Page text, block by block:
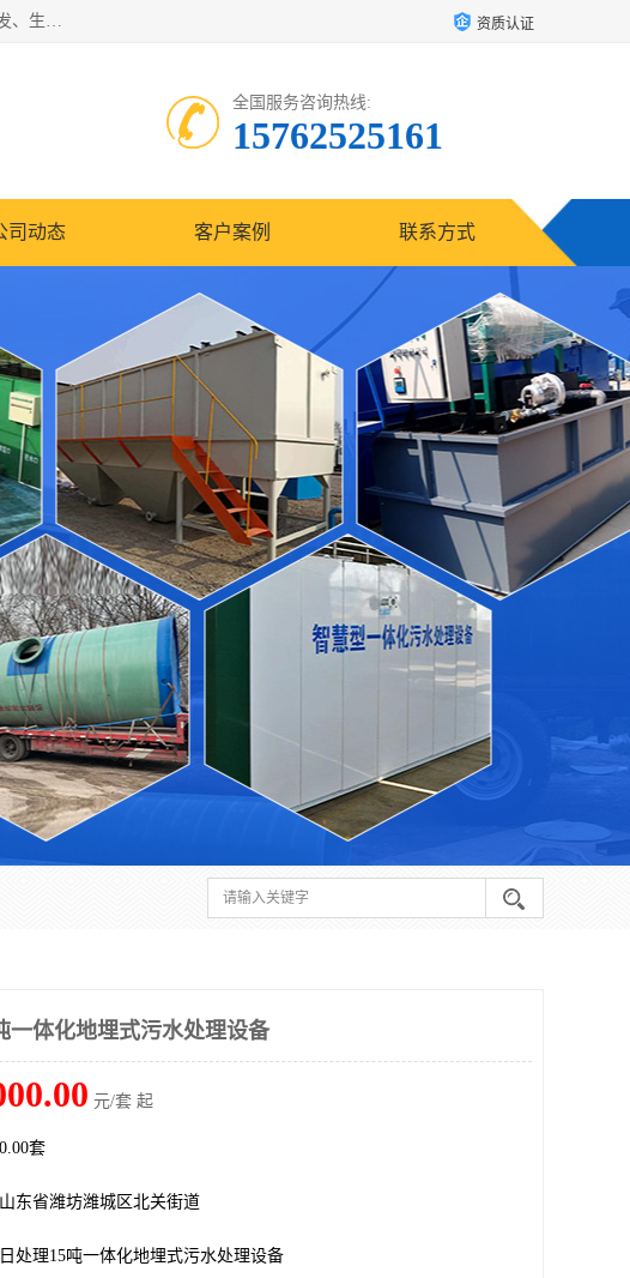
潍坊帝洁环保设备有限公司成立于2019年，位于山东省潍坊市潍城经济开发区；公司专注于环境保护专用设备及配件的研发、生产、安装与销售，同时涉及医用消毒设备、机电设备和仪器仪表的销售。此外，公司提供环保工程施工、环保技术研发与转让、技术服务以及环境工程专项设计服务，致力于为客户提供全面的环保解决方案，助力绿色可持续发展。 资质认证
全国服务咨询热线:
15762525161
司动态 客户案例 联系方式
一体化地埋式污水处理设备
元/套 起
0.00套
山东省潍坊潍城区北关街道
日处理15吨一体化地埋式污水处理设备